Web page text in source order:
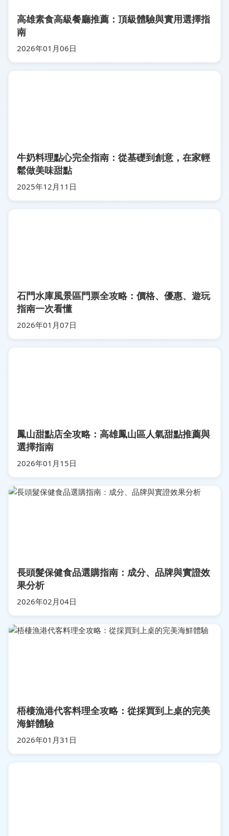
高雄素食高級餐廳推薦：頂級體驗與實用選擇指
南
2026年01月06日
牛奶料理點心完全指南：從基礎到創意，在家輕
鬆做美味甜點
2025年12月11日
石門水庫風景區門票全攻略：價格、優惠、遊玩
指南一次看懂
2026年01月07日
鳳山甜點店全攻略：高雄鳳山區人氣甜點推薦與
選擇指南
2026年01月15日
長頭髮保健食品選購指南：成分、品牌與實證效
果分析
2026年02月04日
梧棲漁港代客料理全攻略：從採買到上桌的完美
海鮮體驗
2026年01月31日